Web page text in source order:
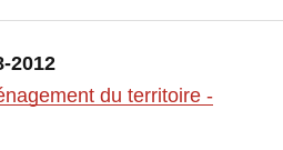
2012
du territoire -